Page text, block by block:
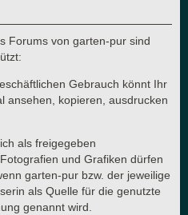
Forums von garten-pur sind
Gebrauch könnt Ihr
ansehen, kopieren, ausdrucken
als freigegeben
und Grafiken dürfen
garten-pur bzw. der jeweilige
als Quelle für die genutzte
genannt wird.